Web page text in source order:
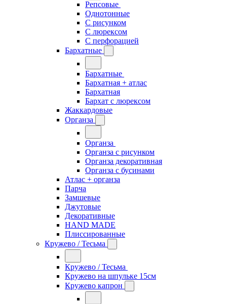
Репсовые
Однотонные
С рисунком
С люрексом
С перфорацией
Бархатные
Бархатные
Бархатная + атлас
Бархатная
Бархат с люрексом
Жаккардовые
Органза
Органза
Органза с рисунком
Органза декоративная
Органза с бусинами
Атлас + органза
Парча
Замшевые
Джутовые
Декоративные
HAND MADE
Плиссированные
Кружево / Тесьма
Кружево / Тесьма
Кружево на шпульке 15см
Кружево капрон